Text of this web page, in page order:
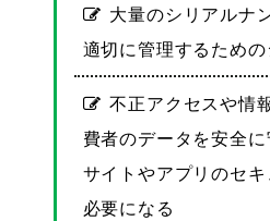
大量のシリアルナ
適切に管理するため
不正アクセスや情
費者のデータを安全
サイトやアプリのセ
必要になる